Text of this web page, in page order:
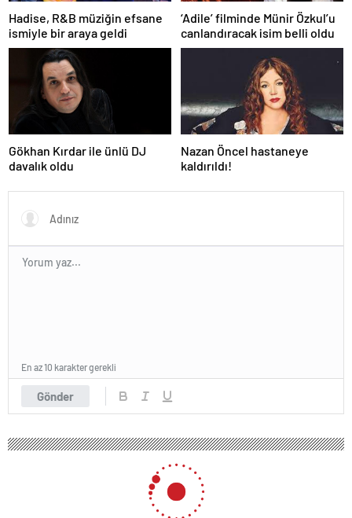
Hadise, R&B müziğin efsane
ismiyle bir araya geldi
‘Adile’ filminde Münir Özkul’u
canlandıracak isim belli oldu
Gökhan Kırdar ile ünlü DJ
davalık oldu
Nazan Öncel hastaneye
kaldırıldı!
Gönder
En az 10 karakter gerekli